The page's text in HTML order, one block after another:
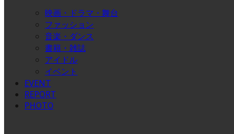
映画・ドラマ・舞台
ファッション
音楽・ダンス
書籍・雑誌
アイドル
イベント
EVENT
REPORT
PHOTO